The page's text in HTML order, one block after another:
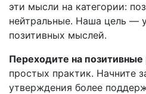
эти мысли на категории:
нейтральные. Наша цель —
позитивных мыслей.
Переходите на
простых практик. Начните
утверждения более